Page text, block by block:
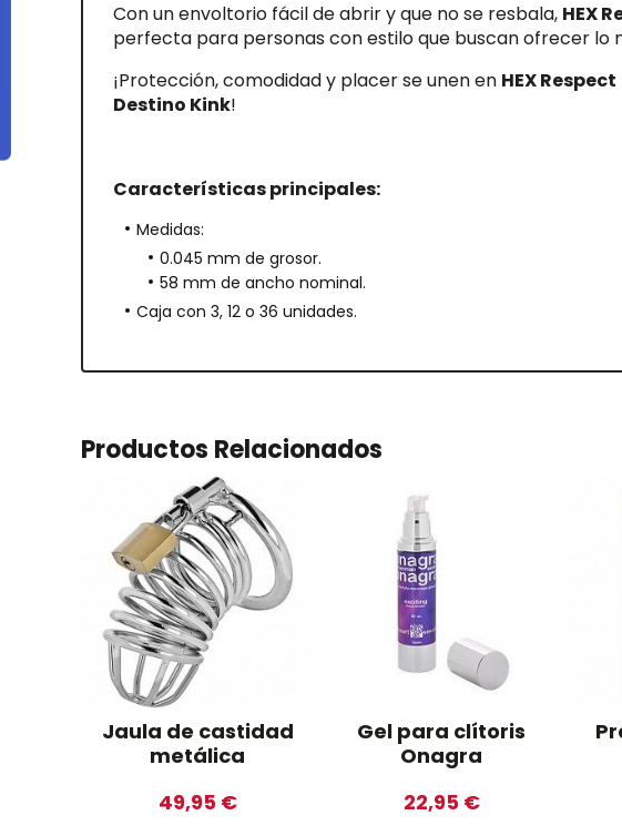
Con un envoltorio fácil de abrir y que no se resbala, HEX
perfecta para personas con estilo que buscan ofrecer lo
¡Protección, comodidad y placer se unen en HEX Respect
Destino Kink!
Características principales:
Medidas:
0.045 mm de grosor.
58 mm de ancho nominal.
Caja con 3, 12 o 36 unidades.
Productos Relacionados
Jaula de castidad
metálica
49,95 €
Gel para clítoris
Onagra
22,95 €